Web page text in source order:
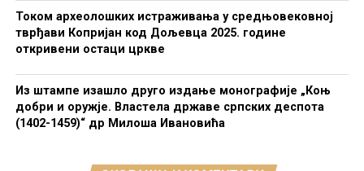
Током археолошких истраживања у средњовековној
тврђави Копријан код Дољевца 2025. године
откривени остаци цркве
Из штампе изашло друго издање монографије „Коњ
добри и оружје. Властела државе српских деспота
(1402-1459)“ др Милоша Ивановића